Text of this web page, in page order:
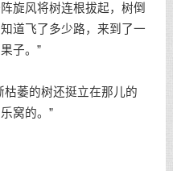
旋风将树连根拔起，树倒
道飞了多少路，来到了一
子。”
萎的树还挺立在那儿的
窝的。”